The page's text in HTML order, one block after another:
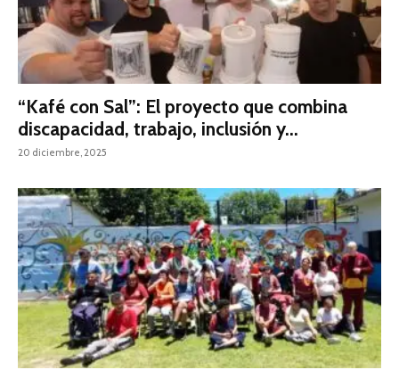
“Kafé con Sal”: El proyecto que combina
discapacidad, trabajo, inclusión y...
20 diciembre, 2025